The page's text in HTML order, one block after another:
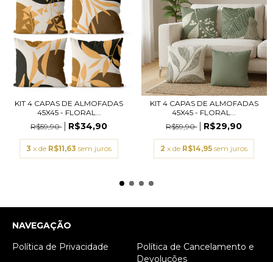
KIT 4 CAPAS DE ALMOFADAS
45X45 - FLORAL...
R$59,90
R$34,90
3 x de R$11,63 sem juros
KIT 4 CAPAS DE ALMOFADAS
45X45 - FLORAL...
R$59,90
R$29,90
2 x de R$14,95 sem juros
NAVEGAÇÃO
Política de Privacidade
Política de Cancelamento e
Devoluções